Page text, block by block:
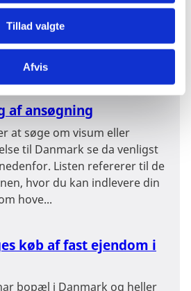
Tillad valgte
Afvis
i Danmark. Der er også
den dokumentation, du
af ansøgning
at søge om visum eller
til Danmark se da venligst
Listen refererer til de
hvor du kan indlevere din
hove...
køb af fast ejendom i
bopæl i Danmark og heller